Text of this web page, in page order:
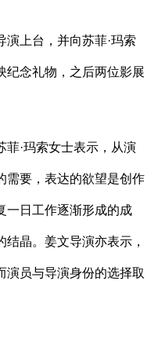
上台，并向苏菲·玛索
纪念礼物，之后两位影展
·玛索女士表示，从演
需要，表达的欲望是创作
一日工作逐渐形成的成
晶。姜文导演亦表示，
演员与导演身份的选择取